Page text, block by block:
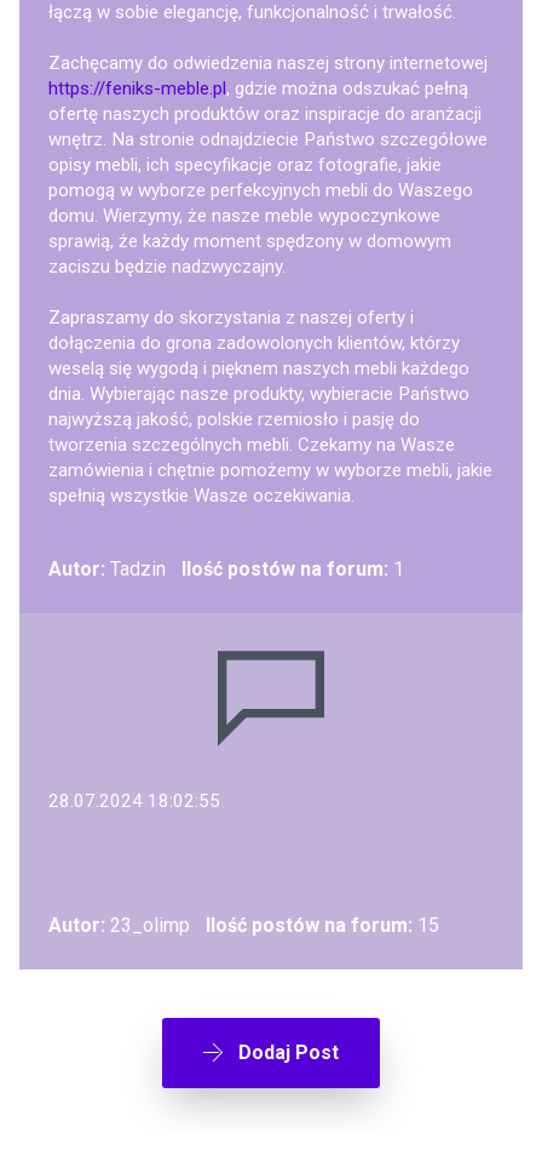
łączą w sobie elegancję, funkcjonalność i trwałość.
Zachęcamy do odwiedzenia naszej strony internetowej
https://feniks-meble.pl, gdzie można odszukać pełną
ofertę naszych produktów oraz inspiracje do aranżacji
wnętrz. Na stronie odnajdziecie Państwo szczegółowe
opisy mebli, ich specyfikacje oraz fotografie, jakie
pomogą w wyborze perfekcyjnych mebli do Waszego
domu. Wierzymy, że nasze meble wypoczynkowe
sprawią, że każdy moment spędzony w domowym
zaciszu będzie nadzwyczajny.
Zapraszamy do skorzystania z naszej oferty i
dołączenia do grona zadowolonych klientów, którzy
weselą się wygodą i pięknem naszych mebli każdego
dnia. Wybierając nasze produkty, wybieracie Państwo
najwyższą jakość, polskie rzemiosło i pasję do
tworzenia szczególnych mebli. Czekamy na Wasze
zamówienia i chętnie pomożemy w wyborze mebli, jakie
spełnią wszystkie Wasze oczekiwania.
Autor: Tadzin Ilość postów na forum: 1
28.07.2024 18:02:55
Autor: 23_olimp Ilość postów na forum: 15
Dodaj Post